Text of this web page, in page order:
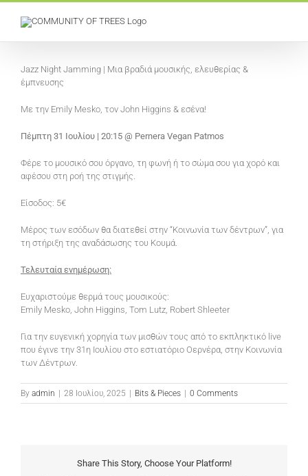
Skip
Image
Jazz Night Jamming | Μια βραδιά μουσικής, ελευθερίας &
έμπνευσης
Με την Emily Mesko, τον John Higgins & εσένα!
Πέμπτη 31 Ιουλίου | 20:15 @ Pernera Vegan Patmos
Φέρε το μουσικό σου όργανο, τη φωνή ή το σώμα σου για χορό και
αφέσου στη ροή της στιγμής.
Είσοδος: 5€
Μέρος των εσόδων θα διατεθεί στην “Κοινωνία των δέντρων”, για
τη στήριξη της αναδάσωσης του Κουμά.
Τελευταία ενημέρωση:
Ευχαριστούμε θερμά τους μουσικούς:
Emily Mesko, John Higgins, Tom Lutz, Robert Shleeter
Για την ευγενική χορηγία των μισθών τους από το εκπληκτικό live
που έγινε την 31η Ιουλίου στο εστιατόριο Οερνέρα, στην Κοινωνία
των Δέντρων.
By admin 28 Ιουλίου, 2025 Bits & Pieces 0 Comments
Share This Story, Choose Your Platform!